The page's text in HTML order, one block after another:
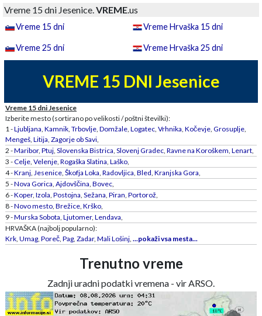
Vreme 15 dni Jesenice.VREME.us
Vreme 15 dni Vreme Hrvaška 15 dni
Vreme 25 dni Vreme Hrvaška 25 dni
VREME 15 DNI Jesenice
Vreme 15 dni Jesenice
Izberite mesto (sortirano po velikosti / poštni številki):
1 -Ljubljana, Kamnik, Trbovlje, Domžale, Logatec, Vrhnika, Kočevje, Grosuplje,
Mengeš, Litija, Zagorje ob Savi,
2 -Maribor, Ptuj, Slovenska Bistrica, Slovenj Gradec, Ravne na Koroškem, Lenart,
3 -Celje, Velenje, Rogaška Slatina, Laško,
4 -Kranj, Jesenice, Škofja Loka, Radovljica, Bled, Kranjska Gora,
5 -Nova Gorica, Ajdovščina, Bovec,
6 -Koper, Izola, Postojna, Sežana, Piran, Portorož,
8 -Novo mesto, Brežice, Krško,
9 -Murska Sobota, Ljutomer, Lendava,
HRVAŠKA (najbolj popularno):
Krk, Umag, Poreč, Pag, Zadar, Mali Lošinj, ...pokaži vsa mesta...
Trenutno vreme
Zadnji uradni podatki vremena - vir ARSO.